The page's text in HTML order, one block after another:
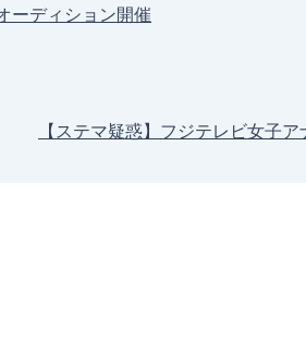
ーディション開催
【ステマ疑惑】フジテレビ女子